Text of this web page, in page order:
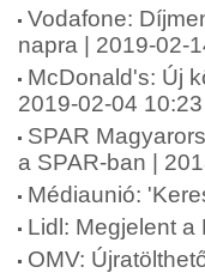
Vodafone:
napra | 2019-02-
McDonald's: Új
2019-02-04 10:23
SPAR
a SPAR-ban |
Médiaunió:
Lidl: Megjelent
OMV: